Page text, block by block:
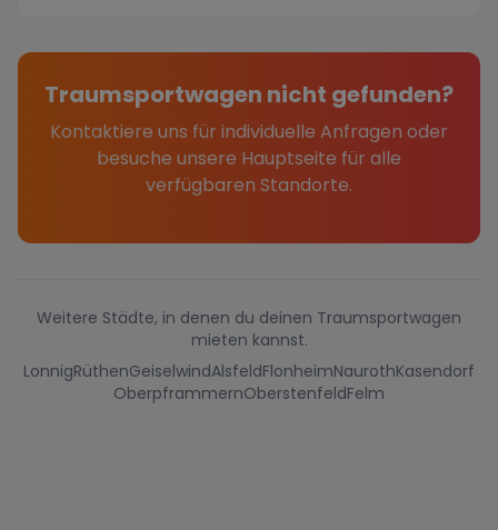
Traumsportwagen nicht gefunden?
Kontaktiere uns für individuelle Anfragen oder
besuche unsere Hauptseite für alle
verfügbaren Standorte.
Weitere Städte, in denen du deinen Traumsportwagen
mieten kannst.
LonnigRüthenGeiselwindAlsfeldFlonheimNaurothKasendorf
OberpframmernOberstenfeldFelm